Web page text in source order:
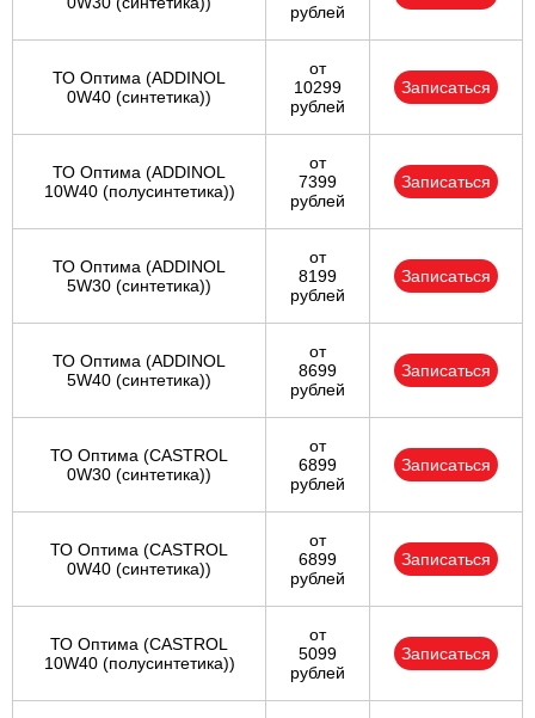
рублей
ТО Оптима (ADDINOL
0W40 (синтетика))
от
10299
рублей
Записаться
ТО Оптима (ADDINOL
10W40 (полусинтетика))
от
7399
рублей
Записаться
ТО Оптима (ADDINOL
5W30 (синтетика))
от
8199
рублей
Записаться
ТО Оптима (ADDINOL
5W40 (синтетика))
от
8699
рублей
Записаться
ТО Оптима (CASTROL
0W30 (синтетика))
от
6899
рублей
Записаться
ТО Оптима (CASTROL
0W40 (синтетика))
от
6899
рублей
Записаться
ТО Оптима (CASTROL
10W40 (полусинтетика))
от
5099
рублей
Записаться